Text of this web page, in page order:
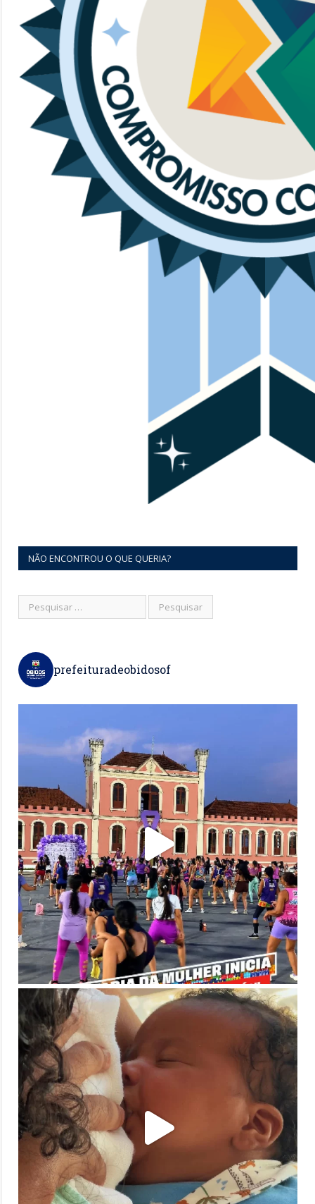
NÃO ENCONTROU O QUE QUERIA?
prefeituradeobidosof